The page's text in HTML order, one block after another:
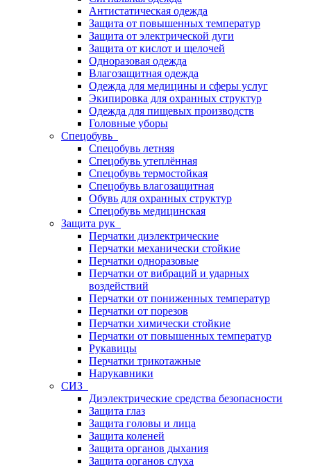
Антистатическая одежда
Защита от повышенных температур
Защита от электрической дуги
Защита от кислот и щелочей
Одноразовая одежда
Влагозащитная одежда
Одежда для медицины и сферы услуг
Экипировка для охранных структур
Одежда для пищевых производств
Головные уборы
Спецобувь
Спецобувь летняя
Спецобувь утеплённая
Спецобувь термостойкая
Спецобувь влагозащитная
Обувь для охранных структур
Спецобувь медицинская
Защита рук
Перчатки диэлектрические
Перчатки механически стойкие
Перчатки одноразовые
Перчатки от вибраций и ударных
воздействий
Перчатки от пониженных температур
Перчатки от порезов
Перчатки химически стойкие
Перчатки от повышенных температур
Рукавицы
Перчатки трикотажные
Нарукавники
СИЗ
Диэлектрические средства безопасности
Защита глаз
Защита головы и лица
Защита коленей
Защита органов дыхания
Защита органов слуха